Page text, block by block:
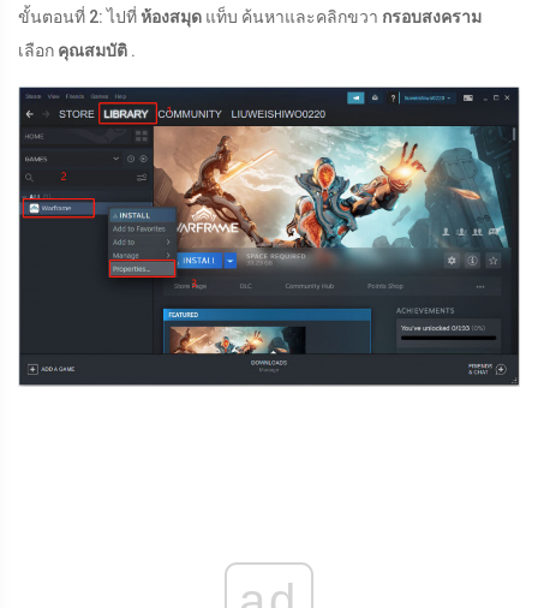
ขั้นตอนที่ 2: ไปที่ห้องสมุด แท็บ ค้นหาและคลิกขวา กรอบสงคราม
เลือก คุณสมบัติ .